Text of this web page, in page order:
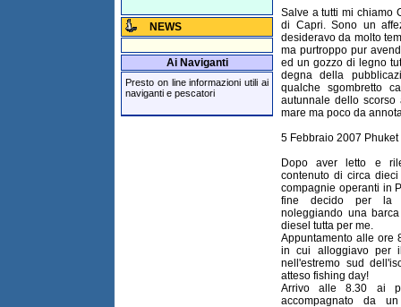
NEWS
Ai Naviganti
Presto on line informazioni utili ai
naviganti e pescatori
Salve a tutti mi chiamo
di Capri. Sono un
desideravo da molto
ma purtroppo pur
ed un gozzo di legno
degna della
qualche sgombretto
autunnale dello
mare ma poco da
5 Febbraio 2007
Dopo aver letto e
contenuto di circa
compagnie operanti in
fine decido per la
noleggiando una
diesel tutta per me.
Appuntamento alle ore
in cui alloggiavo per
nell'estremo sud
atteso fishing day!
Arrivo alle 8.30 ai
accompagnato da